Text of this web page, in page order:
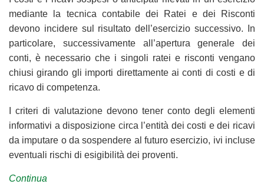
mediante la tecnica contabile dei Ratei e dei Risconti
devono incidere sul risultato dell’esercizio successivo. In
particolare, successivamente all’apertura generale dei
conti, è necessario che i singoli ratei e risconti vengano
chiusi girando gli importi direttamente ai conti di costi e di
ricavo di competenza.
I criteri di valutazione devono tener conto degli elementi
informativi a disposizione circa l’entità dei costi e dei ricavi
da imputare o da sospendere al futuro esercizio, ivi incluse
eventuali rischi di esigibilità dei proventi.
Continua